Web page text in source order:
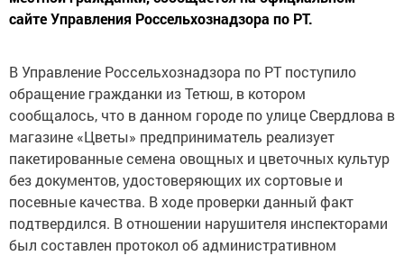
сайте Управления Россельхознадзора по РТ.
В Управление Россельхознадзора по РТ поступило
обращение гражданки из Тетюш, в котором
сообщалось, что в данном городе по улице Свердлова в
магазине «Цветы» предприниматель реализует
пакетированные семена овощных и цветочных культур
без документов, удостоверяющих их сортовые и
посевные качества. В ходе проверки данный факт
подтвердился. В отношении нарушителя инспекторами
был составлен протокол об административном